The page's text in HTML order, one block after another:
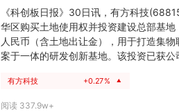
《科创板日报》30日讯，有方科技
华区购买土地使用权并投资建设总部基
人民币（含土地出让金），用于打造集
案于一体的研发创新基地。该投资已获公
有方科技 +0.27% ▲
阅读 337.9w+